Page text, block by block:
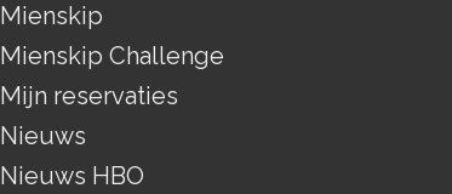
Mienskip
Mienskip Challenge
Mijn reservaties
Nieuws
Nieuws HBO